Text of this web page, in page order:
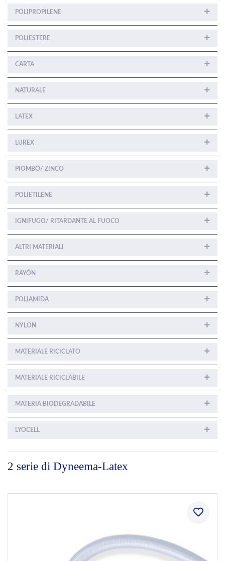
POLIPROPILENE
POLIESTERE
CARTA
NATURALE
LATEX
LUREX
PIOMBO/ ZINCO
POLIETILENE
IGNIFUGO/ RITARDANTE AL FUOCO
ALTRI MATERIALI
RAYÓN
POLIAMIDA
NYLON
MATERIALE RICICLATO
MATERIALE RICICLABILE
MATERIA BIODEGRADABILE
LYOCELL
2 serie di Dyneema-Latex